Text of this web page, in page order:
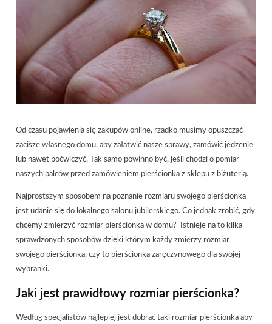
Od czasu pojawienia się zakupów online, rzadko musimy opuszczać
zacisze własnego domu, aby załatwić nasze sprawy, zamówić jedzenie
lub nawet poćwiczyć. Tak samo powinno być, jeśli chodzi o pomiar
naszych palców przed zamówieniem pierścionka z sklepu z biżuterią.
Najprostszym sposobem na poznanie rozmiaru swojego pierścionka
jest udanie się do lokalnego salonu jubilerskiego. Co jednak zrobić, gdy
chcemy zmierzyć rozmiar pierścionka w domu? Istnieje na to kilka
sprawdzonych sposobów dzięki którym każdy zmierzy rozmiar
swojego pierścionka, czy to pierścionka zaręczynowego dla swojej
wybranki.
Jaki jest prawidłowy rozmiar pierścionka?
Według specjalistów najlepiej jest dobrać taki rozmiar pierścionka aby